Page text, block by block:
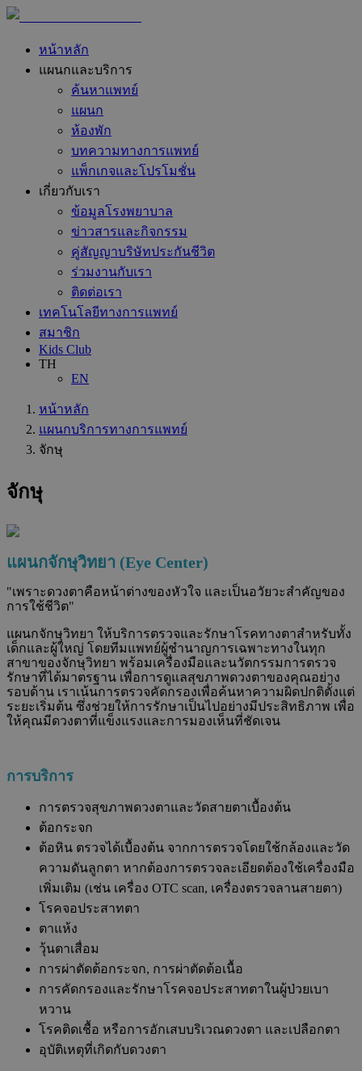
หน้าหลัก
แผนกและบริการ
ค้นหาแพทย์
แผนก
ห้องพัก
บทความทางการแพทย์
แพ็กเกจและโปรโมชั่น
เกี่ยวกับเรา
ข้อมูลโรงพยาบาล
ข่าวสารและกิจกรรม
คู่สัญญาบริษัทประกันชีวิต
ร่วมงานกับเรา
ติดต่อเรา
เทคโนโลยีทางการแพทย์
สมาชิก
Kids Club
TH
EN
หน้าหลัก
แผนกบริการทางการแพทย์
จักษุ
จักษุ
แผนกจักษุวิทยา (Eye Center)
"เพราะดวงตาคือหน้าต่างของหัวใจ และเป็นอวัยวะสำคัญของ
การใช้ชีวิต"
แผนกจักษุวิทยา ให้บริการตรวจและรักษาโรคทางตาสำหรับทั้ง
เด็กและผู้ใหญ่ โดยทีมแพทย์ผู้ชำนาญการเฉพาะทางในทุก
สาขาของจักษุวิทยา พร้อมเครื่องมือและนวัตกรรมการตรวจ
รักษาที่ได้มาตรฐาน เพื่อการดูแลสุขภาพดวงตาของคุณอย่าง
รอบด้าน เราเน้นการตรวจคัดกรองเพื่อค้นหาความผิดปกติตั้งแต่
ระยะเริ่มต้น ซึ่งช่วยให้การรักษาเป็นไปอย่างมีประสิทธิภาพ เพื่อ
ให้คุณมีดวงตาที่แข็งแรงและการมองเห็นที่ชัดเจน
การบริการ
การตรวจสุขภาพดวงตาและวัดสายตาเบื้องต้น
ต้อกระจก
ต้อหิน ตรวจได้เบื้องต้น จากการตรวจโดยใช้กล้องและวัด
ความดันลูกตา หากต้องการตรวจละเอียดต้องใช้เครื่องมือ
เพิ่มเติม (เช่น เครื่อง OTC scan, เครื่องตรวจลานสายตา)
โรคจอประสาทตา
ตาแห้ง
วุ้นตาเสื่อม
การผ่าตัดต้อกระจก, การผ่าตัดต้อเนื้อ
การคัดกรองและรักษาโรคจอประสาทตาในผู้ป่วยเบา
หวาน
โรคติดเชื้อ หรือการอักเสบบริเวณดวงตา และเปลือกตา
อุบัติเหตุที่เกิดกับดวงตา